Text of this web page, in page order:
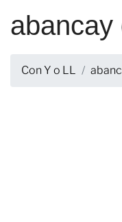
abancay
Con Y o LL